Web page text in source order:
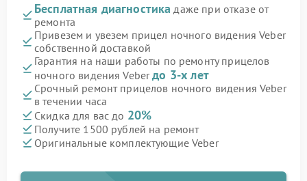
Бесплатная диагностика даже при отказе от
ремонта
Привезем и увезем прицел ночного видения Veber
собственной доставкой
Гарантия на наши работы по ремонту прицелов
ночного видения Veberдо 3-х лет
Срочный ремонт прицелов ночного видения Veber
в течении часа
Скидка для вас до 20%
Получите 1500 рублей на ремонт
Оригинальные комплектующие Veber